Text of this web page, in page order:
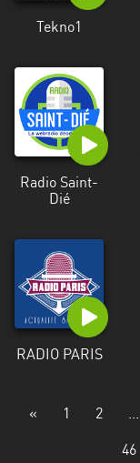
Tekno1
Radio Saint-
Dié
RADIO PARIS
« 1 2 ...
46